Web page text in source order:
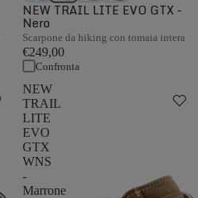
NEW TRAIL LITE EVO GTX -
Nero
Scarpone da hiking con tomaia intera
€249,00
Confronta
NEW
TRAIL
LITE
EVO
GTX
WNS
-
Marrone